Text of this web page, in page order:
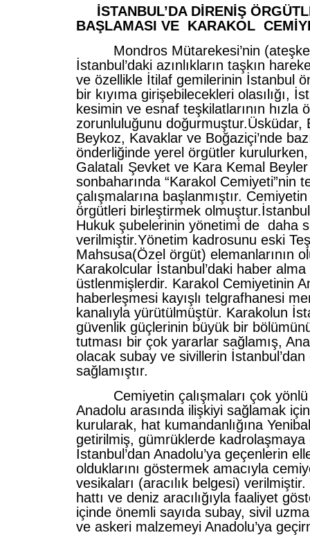
İSTANBUL’DA DİRENİŞ
BAŞLAMASI VE KARAKOL
Mondros Mütarekesi’nin
İstanbul’daki azınlıkların taşkın
ve özellikle İtilaf gemilerinin İstanbul
bir kıyıma girişebilecekleri olasılığı,
kesimin ve esnaf teşkilatlarının hızla
zorunluluğunu doğurmuştur.Üsküdar,
Beykoz, Kavaklar ve Boğaziçi’nde
önderliğinde yerel örgütler kurulurken,
Galatalı Şevket ve Kara Kemal
sonbaharında “Karakol Cemiyeti”nin
çalışmalarına başlanmıştır.
örgütleri birleştirmek
Hukuk şubelerinin yönetimi de daha
verilmiştir.Yönetim kadrosunu eski
Mahsusa(Özel örgüt) elemanlarının
Karakolcular İstanbul’daki haber
üstlenmişlerdir. Karakol Cemiyetinin
haberleşmesi kayışlı telgrafhanesi
kanalıyla yürütülmüştür. Karakolun
güvenlik güçlerinin büyük bir
tutması bir çok yararlar sağlamış,
olacak subay ve sivillerin İstanbul’dan
sağlamıştır.
Cemiyetin çalışmaları çok yönlü
Anadolu arasında ilişkiyi sağlamak
kurularak, hat kumandanlığına
getirilmiş, gümrüklerde
İstanbul’dan Anadolu’ya geçenlerin
olduklarını göstermek amacıyla
vesikaları (aracılık belgesi)
hattı ve deniz aracılığıyla faaliyet
içinde önemli sayıda subay, sivil
ve askeri malzemeyi Anadolu’ya